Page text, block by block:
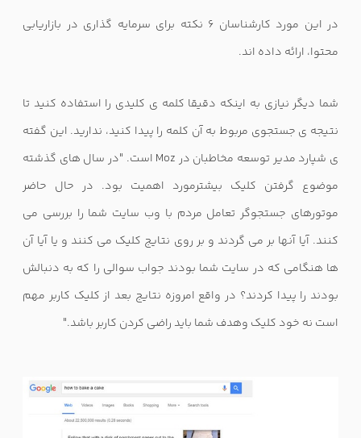
در این مورد کارشناسان 6 نکته برای سرمایه گذاری در بازاریابی
محتوا، ارائه داده اند.
شما دیگر نیازی به اینکه دقیقا کلمه ی کلیدی را استفاده کنید تا
نتیجه ی جستجوی مربوط به آن کلمه را پیدا کنید، ندارید. این گفته
ی شپارد مدیر توسعه مخاطبان در Moz است. "در سال های گذشته
موضوع گرفتن کلیک بیشترمورد اهمیت بود. در حال حاضر
موتورهای جستجوگر تعامل مردم با وب سایت شما را بررسی می
کنند. آیا آنها بر می گردند و بر روی نتایج کلیک می کنند و یا آیا آن
ها هنگامی که در سایت شما بودند جواب سوالی را که به دنبالش
بودند را پیدا کردند؟ در واقع امروزه نتایج بعد از کلیک کاربر مهم
است نه خود کلیک وهدف شما باید راضی کردن کاربر باشد."